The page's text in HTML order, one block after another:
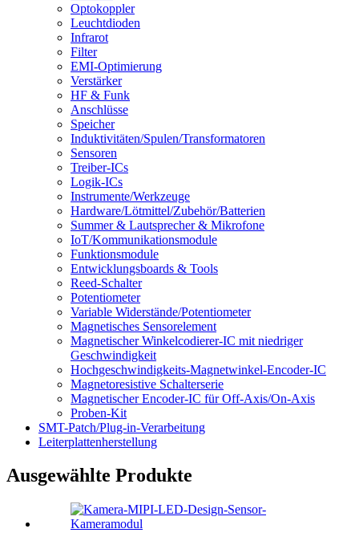
Optokoppler
Leuchtdioden
Infrarot
Filter
EMI-Optimierung
Verstärker
HF & Funk
Anschlüsse
Speicher
Induktivitäten/Spulen/Transformatoren
Sensoren
Treiber-ICs
Logik-ICs
Instrumente/Werkzeuge
Hardware/Lötmittel/Zubehör/Batterien
Summer & Lautsprecher & Mikrofone
IoT/Kommunikationsmodule
Funktionsmodule
Entwicklungsboards & Tools
Reed-Schalter
Potentiometer
Variable Widerstände/Potentiometer
Magnetisches Sensorelement
Magnetischer Winkelcodierer-IC mit niedriger
Geschwindigkeit
Hochgeschwindigkeits-Magnetwinkel-Encoder-IC
Magnetoresistive Schalterserie
Magnetischer Encoder-IC für Off-Axis/On-Axis
Proben-Kit
SMT-Patch/Plug-in-Verarbeitung
Leiterplattenherstellung
Ausgewählte Produkte